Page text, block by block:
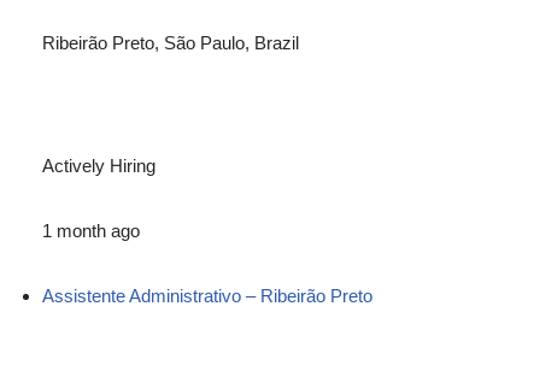
Ribeirão Preto, São Paulo, Brazil
Actively Hiring
1 month ago
Assistente Administrativo – Ribeirão Preto